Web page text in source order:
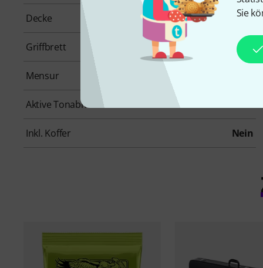
Sie
Decke Keine
Griffbrett Ebenholz
Mensur
Aktive Tonabnehmer Nein
Inkl. Koffer Nein